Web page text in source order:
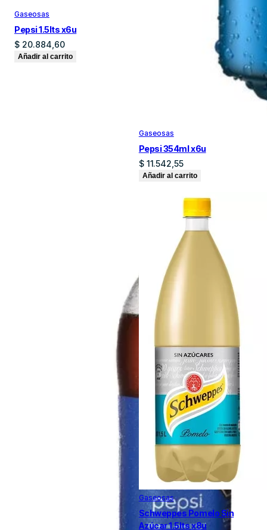
Gaseosas
Pepsi 1.5lts x6u
$ 20.884,60
Añadir al carrito
Gaseosas
Pepsi 354ml x6u
$11.542,55
Añadir al carrito
Gaseosas
Schweppes Pomelo Sin
Azúcar 1.5lts x8u